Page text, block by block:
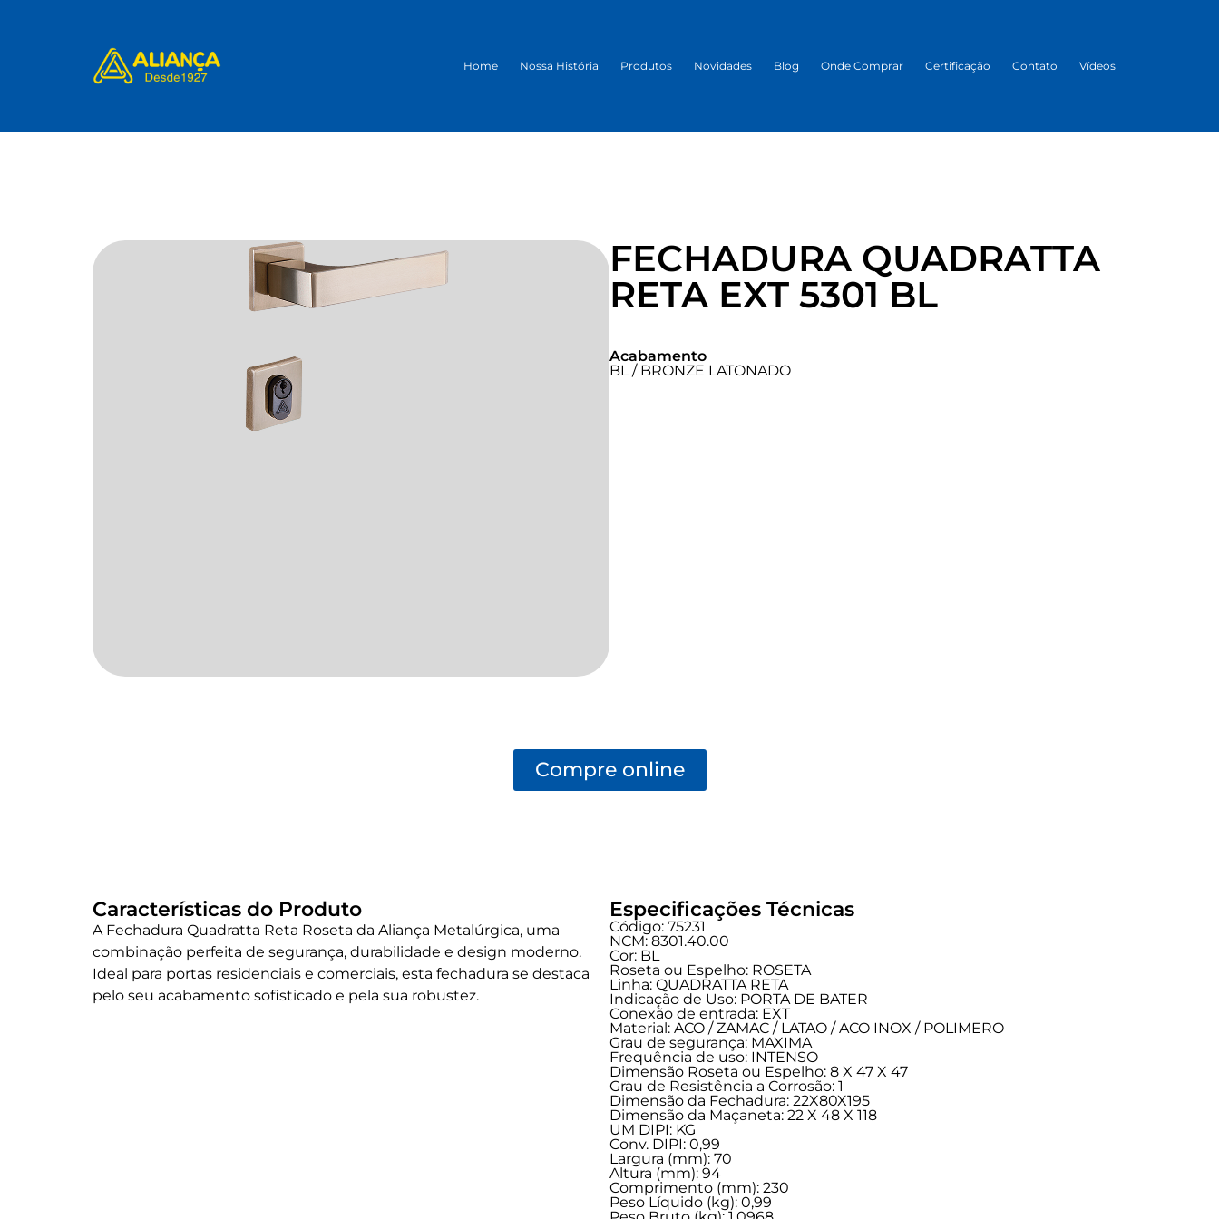
Home Nossa História Produtos Novidades Blog Onde Comprar Certificação Contato Vídeos
FECHADURA QUADRATTA
RETA EXT 5301 BL
Acabamento
BL / BRONZE LATONADO
Compre online
Características do Produto
A Fechadura Quadratta Reta Roseta da Aliança Metalúrgica, uma
combinação perfeita de segurança, durabilidade e design moderno.
Ideal para portas residenciais e comerciais, esta fechadura se destaca
pelo seu acabamento sofisticado e pela sua robustez.
Especificações Técnicas
Código: 75231
NCM: 8301.40.00
Cor: BL
Roseta ou Espelho: ROSETA
Linha: QUADRATTA RETA
Indicação de Uso: PORTA DE BATER
Conexão de entrada: EXT
Material: ACO / ZAMAC / LATAO / ACO INOX / POLIMERO
Grau de segurança: MAXIMA
Frequência de uso: INTENSO
Dimensão Roseta ou Espelho: 8 X 47 X 47
Grau de Resistência a Corrosão: 1
Dimensão da Fechadura: 22X80X195
Dimensão da Maçaneta: 22 X 48 X 118
UM DIPI: KG
Conv. DIPI: 0,99
Largura (mm): 70
Altura (mm): 94
Comprimento (mm): 230
Peso Líquido (kg): 0,99